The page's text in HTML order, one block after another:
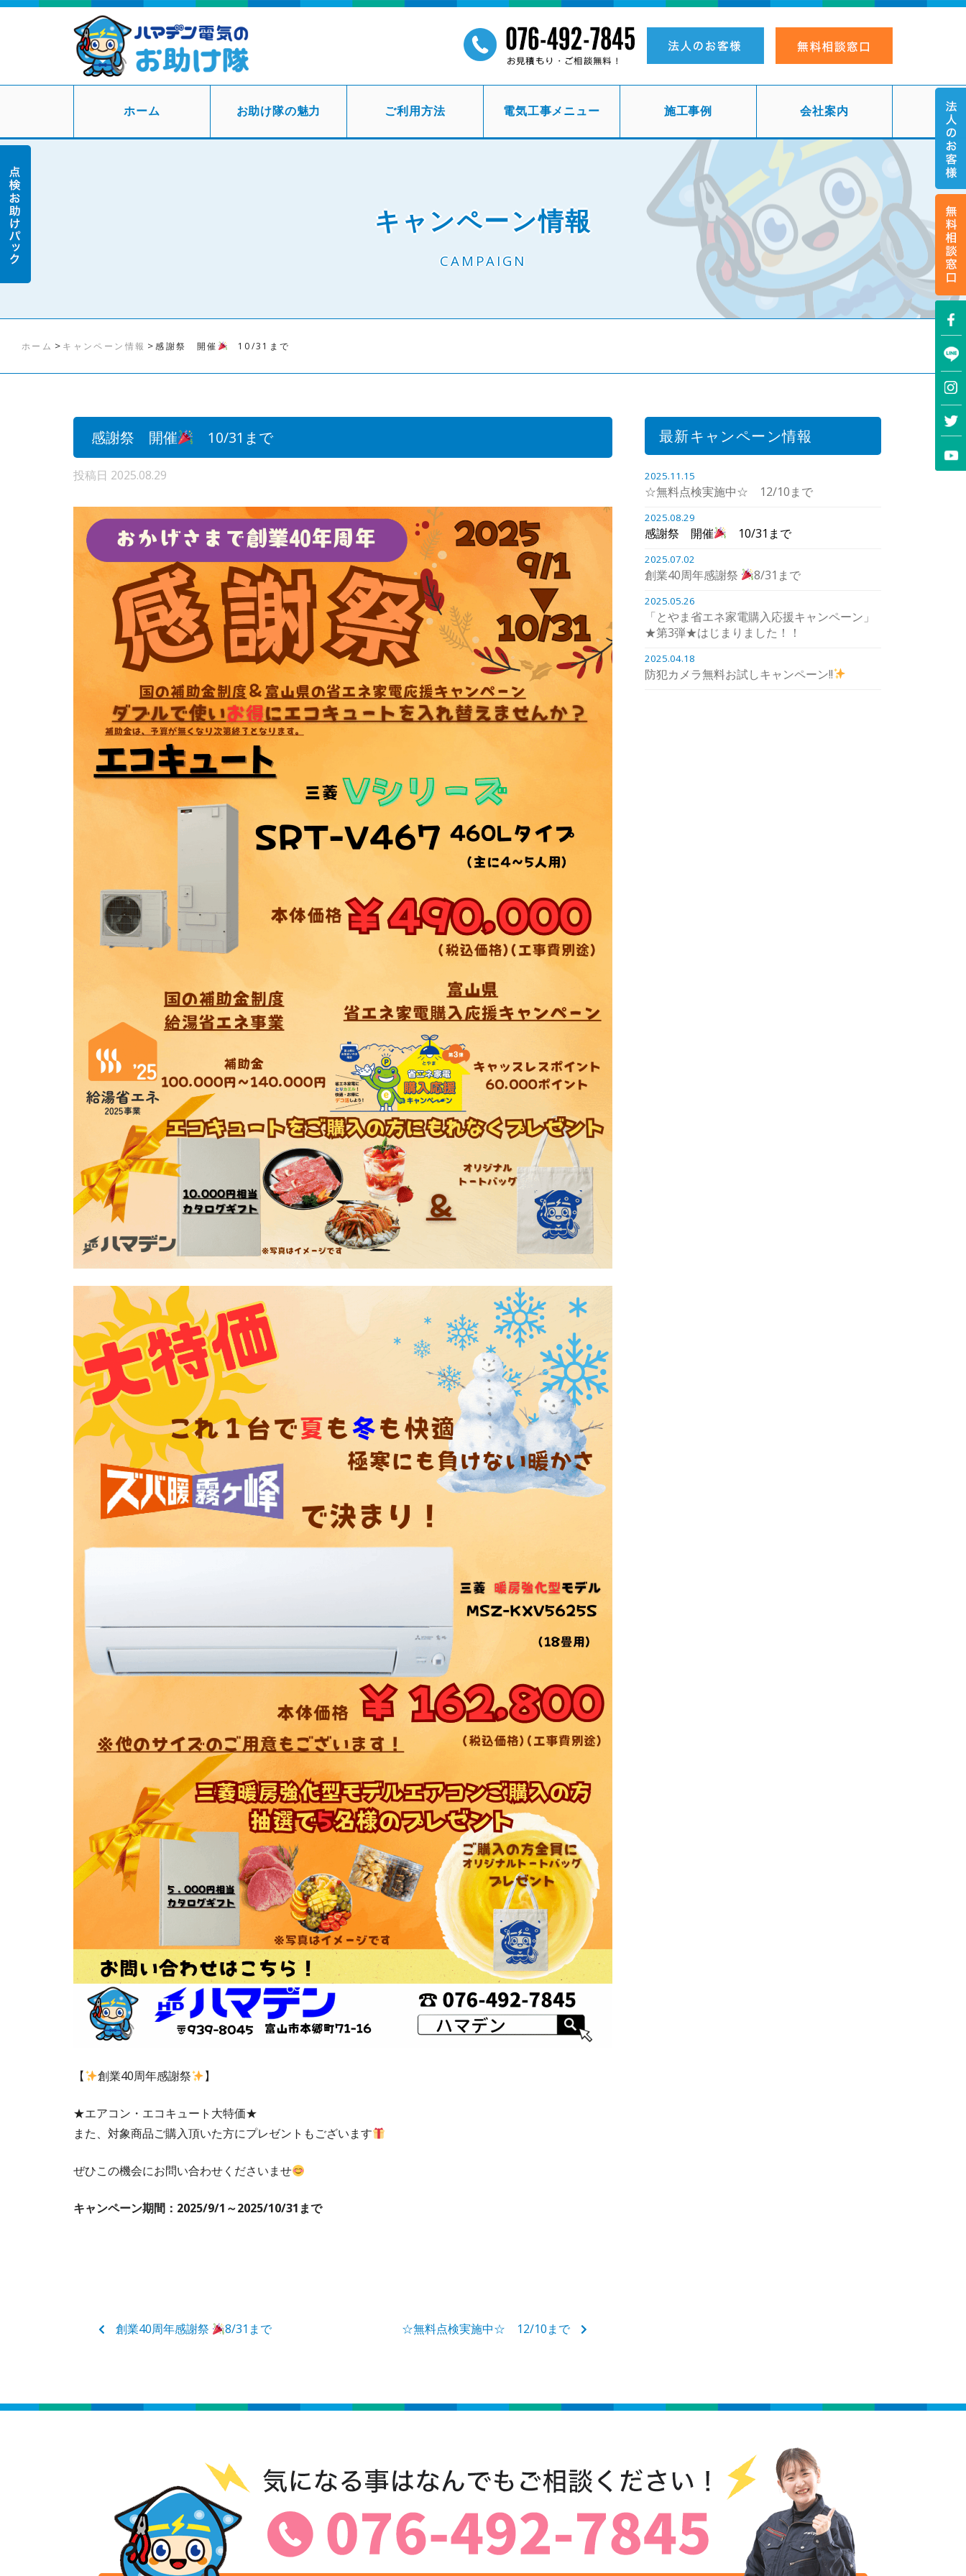
ホーム お助け隊の魅力 ご利用方法 電気工事メニュー 施工事例 会社案内
キャンペーン情報
CAMPAIGN
ホーム > キャンペーン情報 >感謝祭 開催 10/31まで
感謝祭 開催 10/31まで
投稿日 2025.08.29
【 創業40周年感謝祭 】
★エアコン・エコキュート大特価★
また、対象商品ご購入頂いた方にプレゼントもございます
ぜひこの機会にお問い合わせくださいませ
キャンペーン期間：2025/9/1～2025/10/31まで
創業40周年感謝祭 8/31まで ☆無料点検実施中☆ 12/10まで
最新キャンペーン情報
2025.11.15
☆無料点検実施中☆ 12/10まで
2025.08.29
感謝祭 開催 10/31まで
2025.07.02
創業40周年感謝祭 8/31まで
2025.05.26
「とやま省エネ家電購入応援キャンペーン」
★第3弾★はじまりました！！
2025.04.18
防犯カメラ無料お試しキャンペーン!!